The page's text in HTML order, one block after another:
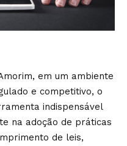
em um ambiente
e competitivo, o
indispensável
na adoção de práticas
de leis,